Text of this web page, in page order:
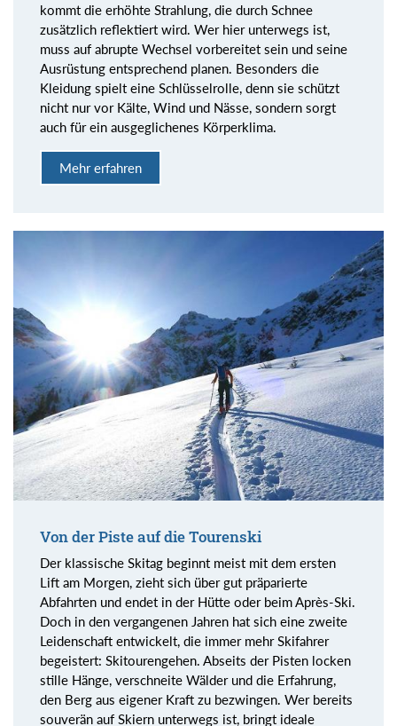
kommt die erhöhte Strahlung, die durch Schnee
zusätzlich reflektiert wird. Wer hier unterwegs ist,
muss auf abrupte Wechsel vorbereitet sein und seine
Ausrüstung entsprechend planen. Besonders die
Kleidung spielt eine Schlüsselrolle, denn sie schützt
nicht nur vor Kälte, Wind und Nässe, sondern sorgt
auch für ein ausgeglichenes Körperklima.
Mehr erfahren
Von der Piste auf die Tourenski
Der klassische Skitag beginnt meist mit dem ersten
Lift am Morgen, zieht sich über gut präparierte
Abfahrten und endet in der Hütte oder beim Après-Ski.
Doch in den vergangenen Jahren hat sich eine zweite
Leidenschaft entwickelt, die immer mehr Skifahrer
begeistert: Skitourengehen. Abseits der Pisten locken
stille Hänge, verschneite Wälder und die Erfahrung,
den Berg aus eigener Kraft zu bezwingen. Wer bereits
souverän auf Skiern unterwegs ist, bringt ideale